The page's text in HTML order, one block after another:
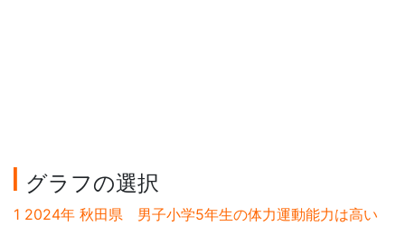
グラフの選択
1 2024年 秋田県 男子小学5年生の体力運動能力は高い